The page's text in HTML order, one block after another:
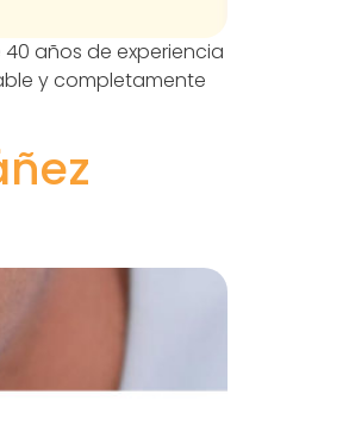
40 años de experiencia
y completamente